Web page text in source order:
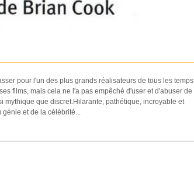
pour l'un des plus grands réalisateurs de tous les temps,
films, mais cela ne l'a pas empêché d'user et d'abuser de
que discret.Hilarante, pathétique, incroyable et
et de la célébrité...